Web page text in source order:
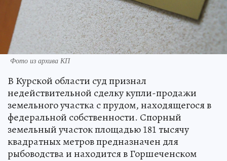
Фото из архива КП
В Курской области суд признал
недействительной сделку купли-продажи
земельного участка с прудом, находящегося в
федеральной собственности. Спорный
земельный участок площадью 181 тысячу
квадратных метров предназначен для
рыбоводства и находится в Горшеченском